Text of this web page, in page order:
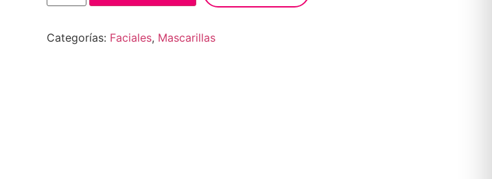
Categorías: Faciales, Mascarillas